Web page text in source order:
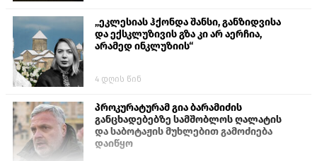
„ეკლესიას ჰქონდა შანსი, განზიდვისა
და ექსკლუზივის გზა კი არ აერჩია,
არამედ ინკლუზიის“
4 დღის წინ
პროკურატურამ გია ბარამიძის
განცხადებებზე სამშობლოს ღალატის
და საბოტაჟის მუხლებით გამოძიება
დაიწყო